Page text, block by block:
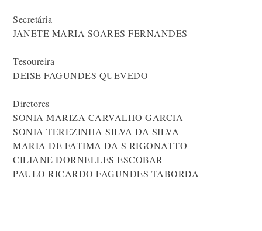
Secretária
JANETE MARIA SOARES FERNANDES
Tesoureira
DEISE FAGUNDES QUEVEDO
Diretores
SONIA MARIZA CARVALHO GARCIA
SONIA TEREZINHA SILVA DA SILVA
MARIA DE FATIMA DA S RIGONATTO
CILIANE DORNELLES ESCOBAR
PAULO RICARDO FAGUNDES TABORDA